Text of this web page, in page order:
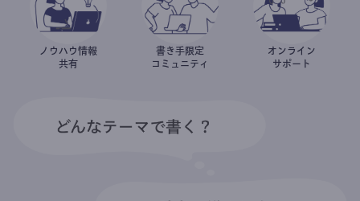
ノウハウ情報
共有
書き手限定
コミュニティ
オンライン
サポート